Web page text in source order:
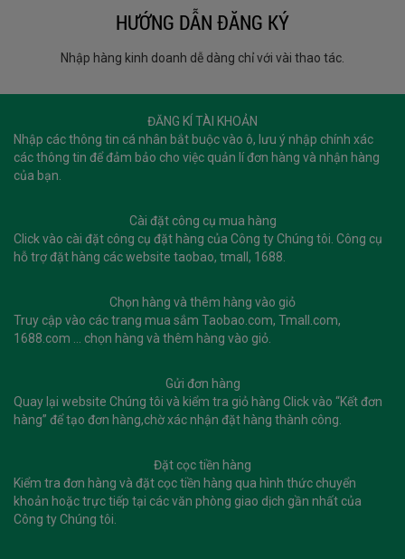
HƯỚNG DẪN ĐĂNG KÝ
Nhập hàng kinh doanh dễ dàng chỉ với vài thao tác.
ĐĂNG KÍ TÀI KHOẢN
Nhập các thông tin cá nhân bắt buộc vào ô, lưu ý nhập chính xác
các thông tin để đảm bảo cho việc quản lí đơn hàng và nhận hàng
của bạn.
Cài đặt công cụ mua hàng
Click vào cài đặt công cụ đặt hàng của Công ty Chúng tôi. Công cụ
hỗ trợ đặt hàng các website taobao, tmall, 1688.
Chọn hàng và thêm hàng vào giỏ
Truy cập vào các trang mua sắm Taobao.com, Tmall.com,
1688.com … chọn hàng và thêm hàng vào giỏ.
Gửi đơn hàng
Quay lại website Chúng tôi và kiểm tra giỏ hàng Click vào “Kết đơn
hàng” để tạo đơn hàng,chờ xác nhận đặt hàng thành công.
Đặt cọc tiền hàng
Kiểm tra đơn hàng và đặt cọc tiền hàng qua hình thức chuyển
khoản hoặc trực tiếp tại các văn phòng giao dịch gần nhất của
Công ty Chúng tôi.